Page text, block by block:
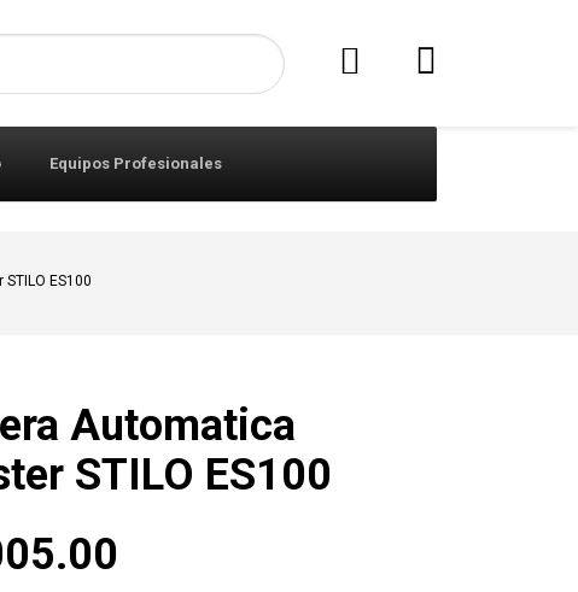
Equipos Profesionales
ES100
Automatica
STILO ES100